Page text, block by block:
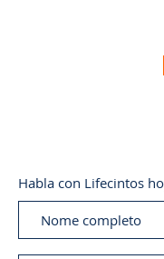
Habla con Lifecintos